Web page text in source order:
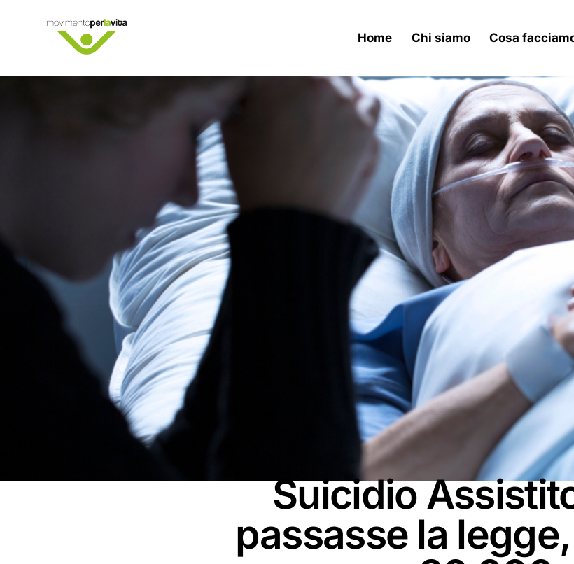
Home Chi siamo Cosa
PUNTI DI VISTA
Suicidio
passasse la